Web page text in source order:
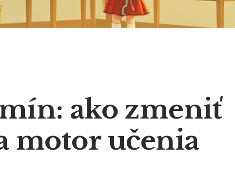
ako zmeniť
motor učenia